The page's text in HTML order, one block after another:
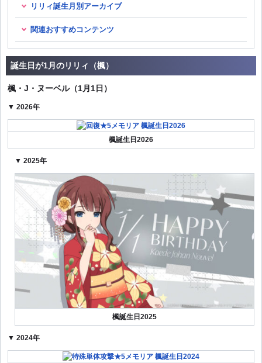
リリィ誕生月別アーカイブ
関連おすすめコンテンツ
誕生日が1月のリリィ（楓）
楓・J・ヌーベル（1月1日）
▼ 2026年
楓誕生日2026
▼ 2025年
楓誕生日2025
▼ 2024年